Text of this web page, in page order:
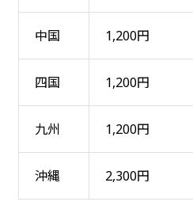
中国 1,200円
四国 1,200円
九州 1,200円
沖縄 2,300円